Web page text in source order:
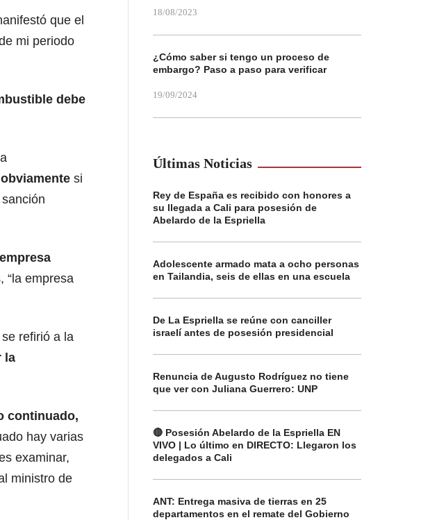
que el
mi periodo
debe
si
“la empresa
refirió a la
la
continuado,
hay varias
examinar,
ministro de
18/08/2023
¿Cómo saber si tengo un proceso de
embargo? Paso a paso para verificar
19/09/2024
Últimas Noticias
Rey de España es recibido con honores a
su llegada a Cali para posesión de
Abelardo de la Espriella
Adolescente armado mata a ocho personas
en Tailandia, seis de ellas en una escuela
De La Espriella se reúne con canciller
israelí antes de posesión presidencial
Renuncia de Augusto Rodríguez no tiene
que ver con Juliana Guerrero: UNP
🔴 Posesión Abelardo de la Espriella EN
VIVO | Lo último en DIRECTO: Llegaron los
delegados a Cali
ANT: Entrega masiva de tierras en 25
departamentos en el remate del Gobierno